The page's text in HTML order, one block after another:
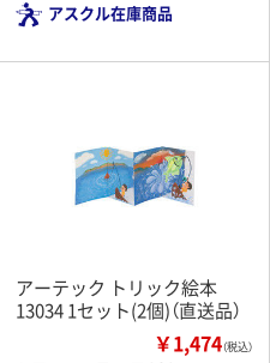
アスクル在庫商品
アーテック トリック絵本
13034 1セット(2個)（直送品）
￥1,474（税込）